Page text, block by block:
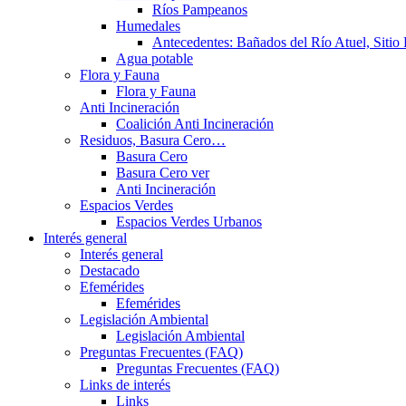
Ríos Pampeanos
Humedales
Antecedentes: Bañados del Río Atuel, Sitio
Agua potable
Flora y Fauna
Flora y Fauna
Anti Incineración
Coalición Anti Incineración
Residuos, Basura Cero…
Basura Cero
Basura Cero ver
Anti Incineración
Espacios Verdes
Espacios Verdes Urbanos
Interés general
Interés general
Destacado
Efemérides
Efemérides
Legislación Ambiental
Legislación Ambiental
Preguntas Frecuentes (FAQ)
Preguntas Frecuentes (FAQ)
Links de interés
Links